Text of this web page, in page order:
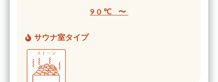
90℃ 〜
サウナ室タイプ